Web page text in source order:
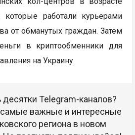
работали курьерами
от обманутых граждан. Затем
в криптообменники для
на Украину.
Telegram-каналов?
важные и интересные
региона в новом